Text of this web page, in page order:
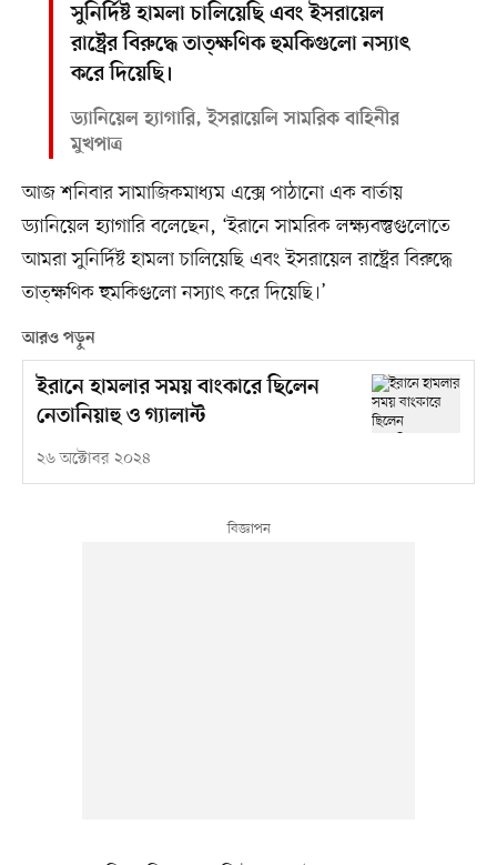
সুনির্দিষ্ট হামলা চালিয়েছি এবং ইসরায়েল
রাষ্ট্রের বিরুদ্ধে তাত্ক্ষণিক হুমকিগুলো নস্যাৎ
করে দিয়েছি।
ড্যানিয়েল হ্যাগারি, ইসরায়েলি সামরিক বাহিনীর
মুখপাত্র
আজ শনিবার সামাজিকমাধ্যম এক্সে পাঠানো এক বার্তায়
ড্যানিয়েল হ্যাগারি বলেছেন, ‘ইরানে সামরিক লক্ষ্যবস্তুগুলোতে
আমরা সুনির্দিষ্ট হামলা চালিয়েছি এবং ইসরায়েল রাষ্ট্রের বিরুদ্ধে
তাত্ক্ষণিক হুমকিগুলো নস্যাৎ করে দিয়েছি।’
আরও পড়ুন
ইরানে হামলার সময় বাংকারে ছিলেন
নেতানিয়াহু ও গ্যালান্ট
২৬ অক্টোবর ২০২৪